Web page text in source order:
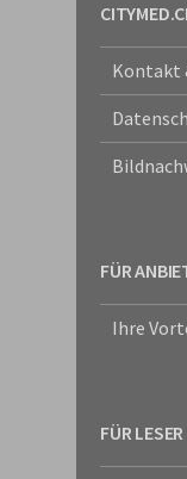
Kontakt
FÜR
Ihre
FÜR LESER